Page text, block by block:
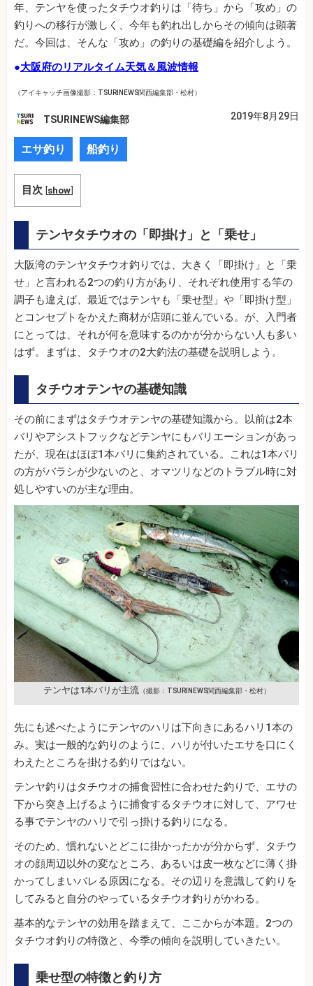
年、テンヤを使ったタチウオ釣りは「待ち」から「攻め」の
釣りへの移行が激しく、今年も釣れ出しからその傾向は顕著
だ。今回は、そんな「攻め」の釣りの基礎編を紹介しよう。
●大阪府のリアルタイム天気＆風波情報
（アイキャッチ画像撮影：TSURINEWS関西編集部・松村）
TSURINEWS編集部 2019年8月29日
エサ釣り 船釣り
目次 [show]
テンヤタチウオの「即掛け」と「乗せ」
大阪湾のテンヤタチウオ釣りでは、大きく「即掛け」と「乗
せ」と言われる2つの釣り方があり、それぞれ使用する竿の
調子も違えば、最近ではテンヤも「乗せ型」や「即掛け型」
とコンセプトをかえた商材が店頭に並んでいる。が、入門者
にとっては、それが何を意味するのかが分からない人も多い
はず。まずは、タチウオの2大釣法の基礎を説明しよう。
タチウオテンヤの基礎知識
その前にまずはタチウオテンヤの基礎知識から。以前は2本
バリやアシストフックなどテンヤにもバリエーションがあっ
たが、現在はほぼ1本バリに集約されている。これは1本バリ
の方がバラシが少ないのと、オマツリなどのトラブル時に対
処しやすいのが主な理由。
テンヤは1本バリが主流（撮影：TSURINEWS関西編集部・松村）
先にも述べたようにテンヤのハリは下向きにあるハリ1本の
み。実は一般的な釣りのように、ハリが付いたエサを口にく
わえたところを掛ける釣りではない。
テンヤ釣りはタチウオの捕食習性に合わせた釣りで、エサの
下から突き上げるように捕食するタチウオに対して、アワせ
る事でテンヤのハリで引っ掛ける釣りになる。
そのため、慣れないとどこに掛かったかが分からず、タチウ
オの顔周辺以外の変なところ、あるいは皮一枚などに薄く掛
かってしまいバレる原因になる。その辺りを意識して釣りを
してみると自分のやっているタチウオ釣りがかわる。
基本的なテンヤの効用を踏まえて、ここからが本題。2つの
タチウオ釣りの特徴と、今季の傾向を説明していきたい。
乗せ型の特徴と釣り方